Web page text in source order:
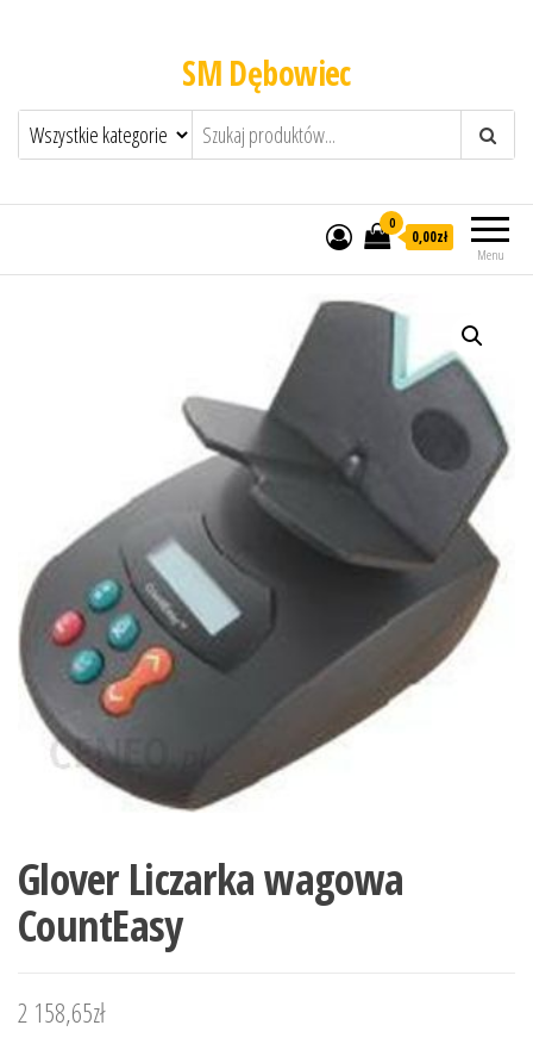
SM Dębowiec
Menu
0
0,00zł
Glover Liczarka wagowa
CountEasy
2 158,65zł